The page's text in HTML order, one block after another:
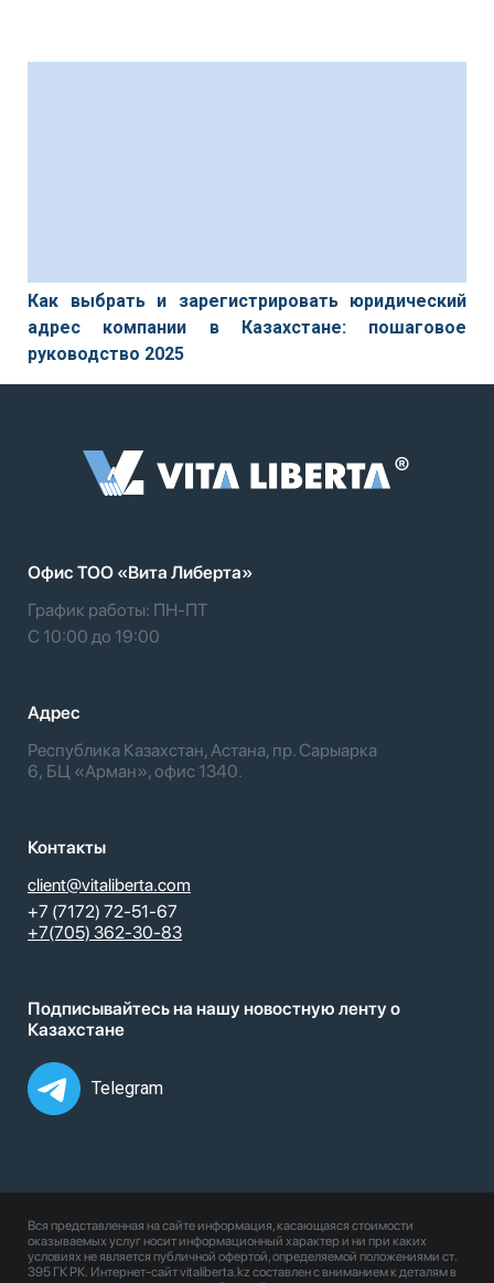
Как выбрать и зарегистрировать юридический
адрес компании в Казахстане: пошаговое
руководство 2025
Офис TOO «Вита Либерта»
График работы: ПН-ПТ
С 10:00 до 19:00
Адрес
Республика Казахстан, Астана, пр. Сарыарка
6, БЦ «Арман», офис 1340.
Контакты
client@vitaliberta.com
+7 (7172) 72-51-67
+7(705) 362-30-83
Подписывайтесь на нашу новостную ленту о
Казахстане
Telegram
Вся представленная на сайте информация, касающаяся стоимости
оказываемых услуг носит информационный характер и ни при каких
условиях не является публичной офертой, определяемой положениями ст.
395 ГК РК. Интернет-сайт vitaliberta.kz составлен с вниманием к деталям в